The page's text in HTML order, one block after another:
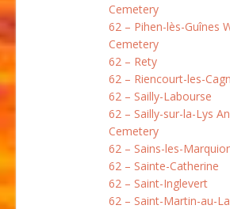
Cemetery
62 – Pihen-lès-Guînes
Cemetery
62 – Rety
62 – Riencourt-les-
62 – Sailly-Labourse
62 – Sailly-sur-la-Lys
Cemetery
62 – Sains-les-
62 – Sainte-Catherine
62 – Saint-Inglevert
62 – Saint-Martin-au-